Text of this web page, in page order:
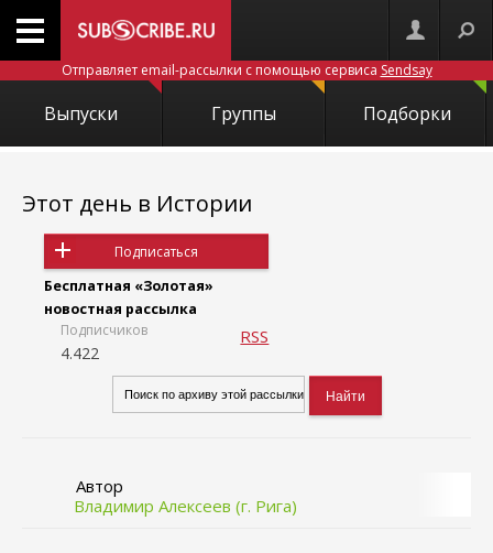
Отправляет email-рассылки с помощью сервиса Sendsay
Выпуски Группы Подборки
Этот день в Истории
Подписаться
Бесплатная «Золотая»
новостная рассылка
Подписчиков
4.422
RSS
Автор
Владимир Алексеев (г. Рига)